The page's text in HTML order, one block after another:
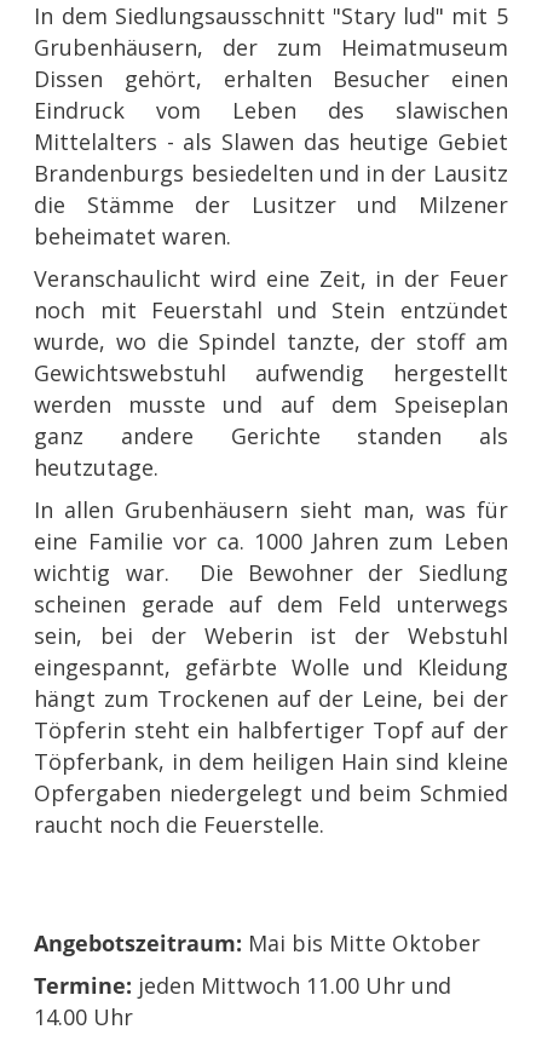
In dem Siedlungsausschnitt "Stary lud" mit 5
Grubenhäusern, der zum Heimatmuseum
Dissen gehört, erhalten Besucher einen
Eindruck vom Leben des slawischen
Mittelalters - als Slawen das heutige Gebiet
Brandenburgs besiedelten und in der Lausitz
die Stämme der Lusitzer und Milzener
beheimatet waren.
Veranschaulicht wird eine Zeit, in der Feuer
noch mit Feuerstahl und Stein entzündet
wurde, wo die Spindel tanzte, der stoff am
Gewichtswebstuhl aufwendig hergestellt
werden musste und auf dem Speiseplan
ganz andere Gerichte standen als
heutzutage.
In allen Grubenhäusern sieht man, was für
eine Familie vor ca. 1000 Jahren zum Leben
wichtig war. Die Bewohner der Siedlung
scheinen gerade auf dem Feld unterwegs
sein, bei der Weberin ist der Webstuhl
eingespannt, gefärbte Wolle und Kleidung
hängt zum Trockenen auf der Leine, bei der
Töpferin steht ein halbfertiger Topf auf der
Töpferbank, in dem heiligen Hain sind kleine
Opfergaben niedergelegt und beim Schmied
raucht noch die Feuerstelle.
Angebotszeitraum: Mai bis Mitte Oktober
Termine: jeden Mittwoch 11.00 Uhr und
14.00 Uhr